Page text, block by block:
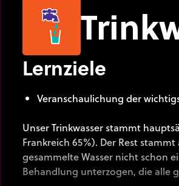
Lernziele
Veranschaulichung der
Unser Trinkwasser stammt
Frankreich 65%). Der Rest
gesammelte Wasser nicht schon
Behandlung unterzogen, die alle